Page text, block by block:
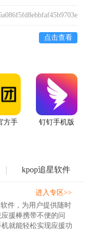
点击查看
方手
钉钉手机版
kpop追星软件
件，为用户提供随时
援棒携带不便的问
就能轻松实现应援功
进入专区>>